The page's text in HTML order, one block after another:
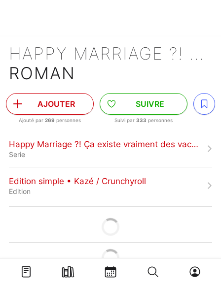
HAPPY MARRIAGE ?! ÇA EXISTE VRAIMENT DES VACANCES COMME ÇA ?
ROMAN
AJOUTER
Ajouté par 269 personnes
SUIVRE
Suivi par 333 personnes
Happy Marriage ?! Ça existe vraiment des vacances comme ça ?
Serie
Edition simple • Kazé / Crunchyroll
Edition